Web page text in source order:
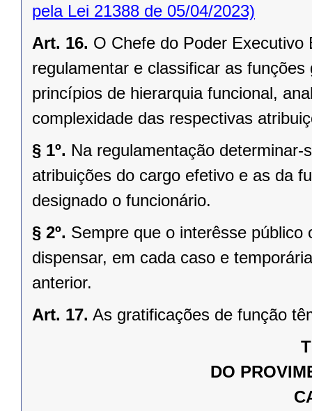
pela Lei 21388 de 05/04/2023)
Art. 16. O Chefe do Poder Executivo
regulamentar e classificar as
princípios de hierarquia funcional,
complexidade das respectivas
§ 1º. Na regulamentação
atribuições do cargo efetivo e as da
designado o funcionário.
§ 2º. Sempre que o interêsse
dispensar, em cada caso e
anterior.
Art. 17. As gratificações de função
DO